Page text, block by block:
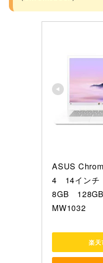
ASUS
4　14イン
8GB　
MW1032
楽天